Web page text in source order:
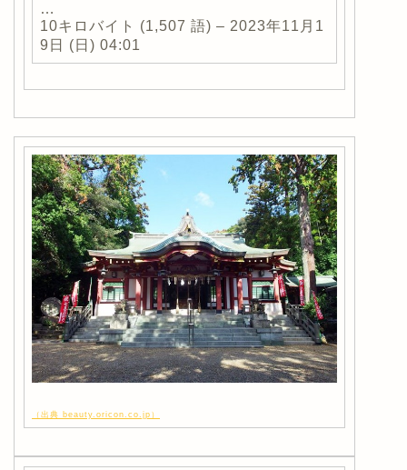
…
10キロバイト (1,507 語) – 2023年11月1
9日 (日) 04:01
（出典 beauty.oricon.co.jp）